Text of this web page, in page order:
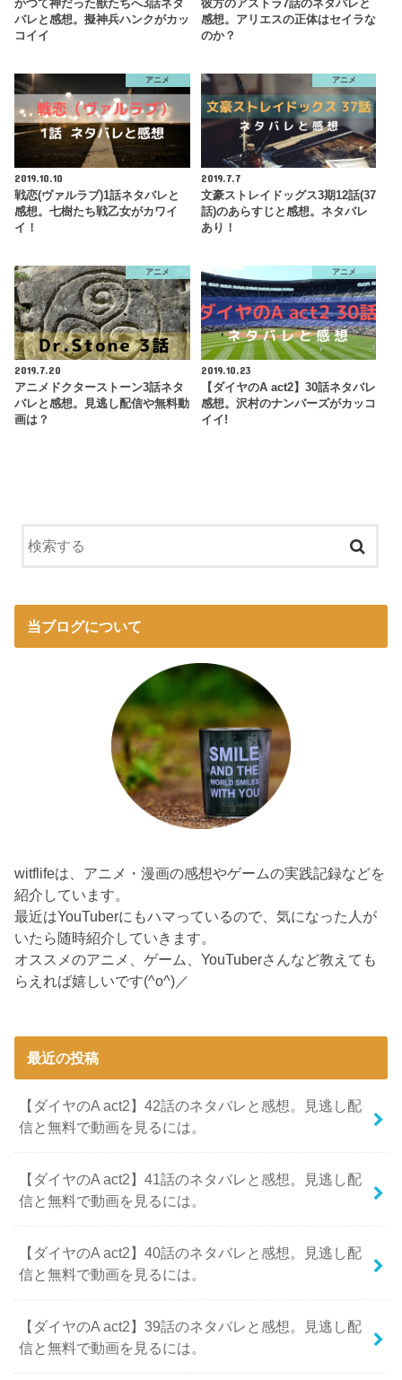
かつて神だった獣たちへ3話ネタ
バレと感想。擬神兵ハンクがカッ
コイイ
彼方のアストラ7話のネタバレと
感想。アリエスの正体はセイラな
のか？
アニメ
2019.10.10
戦恋(ヴァルラブ)1話ネタバレと
感想。七樹たち戦乙女がカワイ
イ！
アニメ
2019.7.7
文豪ストレイドッグス3期12話(37
話)のあらすじと感想。ネタバレ
あり！
アニメ
2019.7.20
アニメドクターストーン3話ネタ
バレと感想。見逃し配信や無料動
画は？
アニメ
2019.10.23
【ダイヤのA act2】30話ネタバレ
感想。沢村のナンバーズがカッコ
イイ!
当ブログについて
witflifeは、アニメ・漫画の感想やゲームの実践記録などを
紹介しています。
最近はYouTuberにもハマっているので、気になった人が
いたら随時紹介していきます。
オススメのアニメ、ゲーム、YouTuberさんなど教えても
らえれば嬉しいです(^o^)／
最近の投稿
【ダイヤのA act2】42話のネタバレと感想。見逃し配
信と無料で動画を見るには。
【ダイヤのA act2】41話のネタバレと感想。見逃し配
信と無料で動画を見るには。
【ダイヤのA act2】40話のネタバレと感想。見逃し配
信と無料で動画を見るには。
【ダイヤのA act2】39話のネタバレと感想。見逃し配
信と無料で動画を見るには。